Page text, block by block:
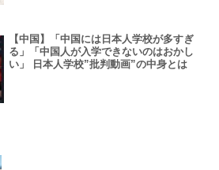
【中国】「中国には日本人学校が多すぎ
る」「中国人が入学できないのはおかし
い」 日本人学校”批判動画”の中身とは